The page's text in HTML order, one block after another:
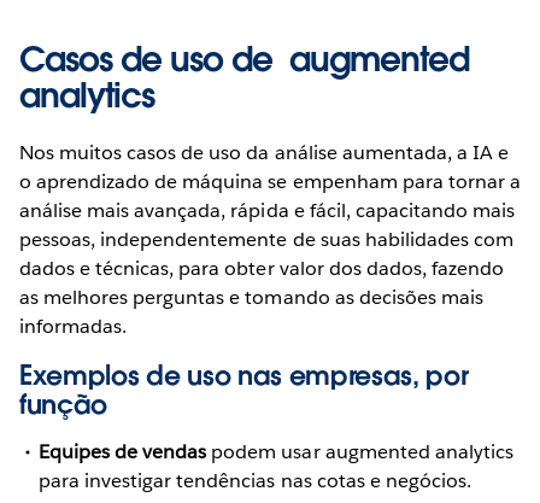
Casos de uso de augmented
analytics
Nos muitos casos de uso da análise aumentada, a IA e
o aprendizado de máquina se empenham para tornar a
análise mais avançada, rápida e fácil, capacitando mais
pessoas, independentemente de suas habilidades com
dados e técnicas, para obter valor dos dados, fazendo
as melhores perguntas e tomando as decisões mais
informadas.
Exemplos de uso nas empresas, por
função
Equipes de vendas podem usar augmented analytics
para investigar tendências nas cotas e negócios.